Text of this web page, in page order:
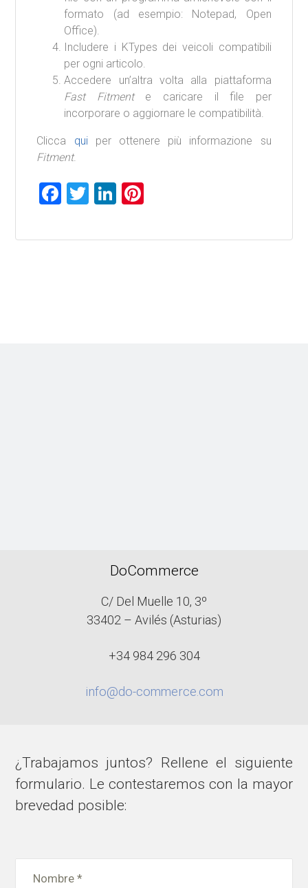
formato (ad esempio: Notepad, Open
Office).
Includere i KTypes dei veicoli compatibili
per ogni articolo.
Accedere un’altra volta alla piattaforma
Fast Fitmente caricare il file per
incorporare o aggiornare le compatibilità.
Clicca quiper ottenere più informazione su
Fitment.
F
ce
T
tt
Li
e
er
DoCommerce
C/ Del Muelle 10, 3º
33402 – Avilés (Asturias)
+34 984 296 304
info@do-commerce.com
¿Trabajamos juntos? Rellene el siguiente
formulario. Le contestaremos con la mayor
brevedad posible: